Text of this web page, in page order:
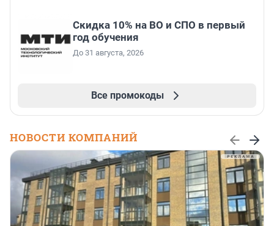
Скидка 10% на ВО и СПО в первый
год обучения
До 31 августа, 2026
Все промокоды
НОВОСТИ КОМПАНИЙ